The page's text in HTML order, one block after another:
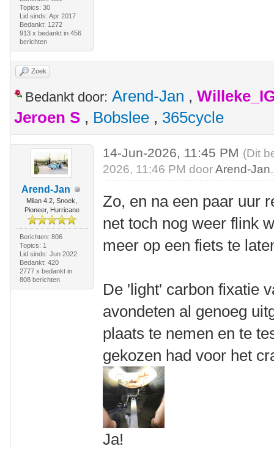
Topics: 30
Lid sinds: Apr 2017
Bedankt: 1272
913 x bedankt in 456
berichten
Zoek
Bedankt door: Arend-Jan ,
Jeroen S , Bobslee , 365cycle
Arend-Jan
Milan 4.2, Snoek,
Pioneer, Hurricane
Berichten: 806
Topics: 1
Lid sinds: Jun 2022
Bedankt: 420
2777 x bedankt in
808 berichten
14-Jun-2026, 11:45 PM (Dit
2026, 11:46 PM doorArend-Jan
Zo, en na een paar uur
net toch nog weer flink
meer op een fiets te
De 'light' carbon fixatie
avondeten al genoeg
plaats te nemen en te
gekozen had voor het
Ja!